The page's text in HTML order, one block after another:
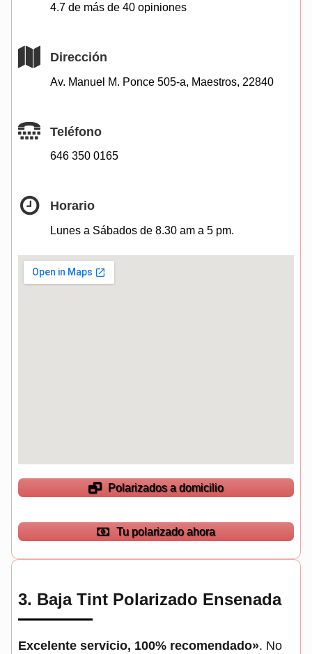
4.7 de más de 40 opiniones
Dirección
Av. Manuel M. Ponce 505-a, Maestros, 22840
Teléfono
646 350 0165
Horario
Lunes a Sábados de 8.30 am a 5 pm.
Polarizados a domicilio
Tu polarizado ahora
3. Baja Tint Polarizado Ensenada
Excelente servicio, 100% recomendado». No